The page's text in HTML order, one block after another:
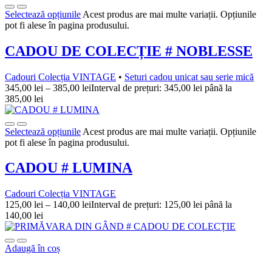
Selectează opțiunile Acest produs are mai multe variații. Opțiunile
pot fi alese în pagina produsului.
CADOU DE COLECȚIE # NOBLESSE
Cadouri Colecția VINTAGE • Seturi cadou unicat sau serie mică
345,00 lei – 385,00 leiInterval de prețuri: 345,00 lei până la
385,00 lei
Selectează opțiunile Acest produs are mai multe variații. Opțiunile
pot fi alese în pagina produsului.
CADOU # LUMINA
Cadouri Colecția VINTAGE
125,00 lei – 140,00 leiInterval de prețuri: 125,00 lei până la
140,00 lei
Adaugă în coș